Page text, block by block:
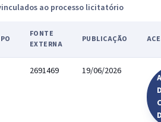
ao processo licitatório
FONTE
EXTERNA
PUBLICAÇÃO
2691469 19/06/2026